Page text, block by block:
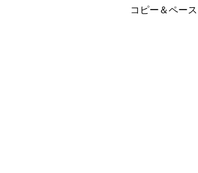
コピー＆ペー